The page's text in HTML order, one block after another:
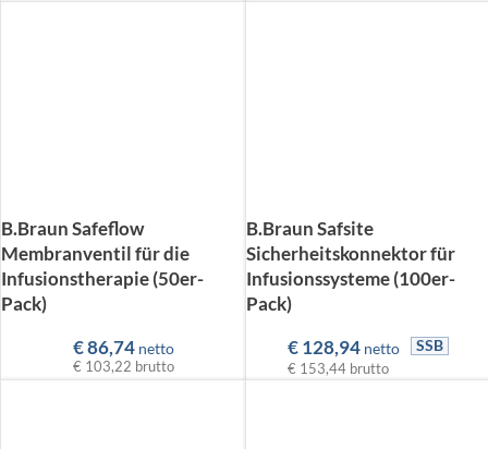
B.Braun Safeflow
Membranventil für die
Infusionstherapie (50er-
Pack)
€86,74 netto
€ 103,22 brutto
B.Braun Safsite
Sicherheitskonnektor für
Infusionssysteme (100er-
Pack)
€128,94 netto
SSB
€ 153,44 brutto